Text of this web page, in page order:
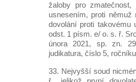
žaloby pro
usnesením, proti němuž
dovolání proti takovému
odst. 1 písm. e/ o. s. ř.
února 2021, sp. zn.
judikatura, číslo 5,
33. Nejvyšší soud